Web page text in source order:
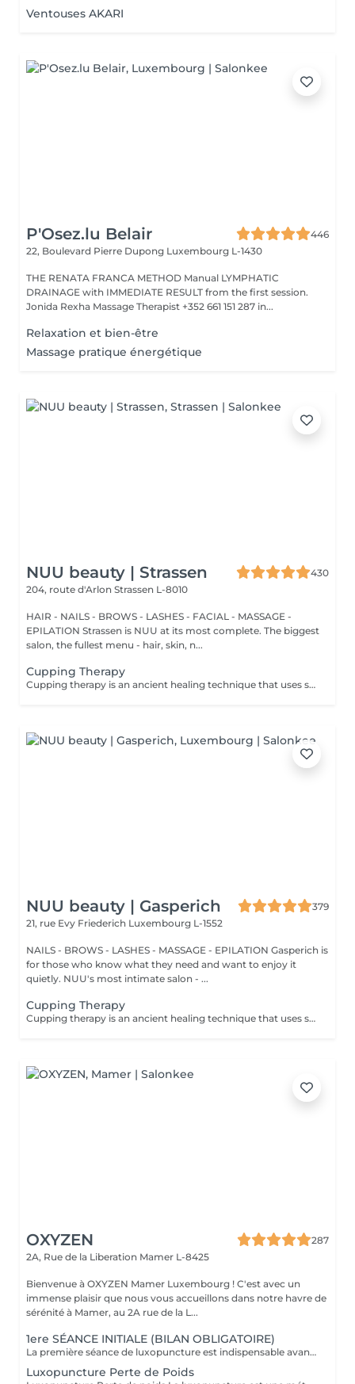
Ventouses AKARI
P'Osez.lu Belair
446
22, Boulevard Pierre Dupong Luxembourg L-1430
THE RENATA FRANCA METHOD Manual LYMPHATIC
DRAINAGE with IMMEDIATE RESULT from the first session.
Jonida Rexha Massage Therapist +352 661 151 287 in...
Relaxation et bien-être
Massage pratique énergétique
NUU beauty | Strassen
430
204, route d'Arlon Strassen L-8010
HAIR - NAILS - BROWS - LASHES - FACIAL - MASSAGE -
EPILATION Strassen is NUU at its most complete. The biggest
salon, the fullest menu - hair, skin, n...
Cupping Therapy
Cupping therapy is an ancient healing technique that uses special cups to create gentle suction on the skin. This suction promotes blood flow, relieves muscle tension, reduces inflammation, and supports deep relaxation. The treatment can help release toxins, improve circulation, and ease chronic pain or stiffness. *Please note that cupping therapy could just be added to a massage service with includes back massage.
NUU beauty | Gasperich
379
21, rue Evy Friederich Luxembourg L-1552
NAILS - BROWS - LASHES - MASSAGE - EPILATION Gasperich is
for those who know what they need and want to enjoy it
quietly. NUU's most intimate salon - ...
Cupping Therapy
Cupping therapy is an ancient healing technique that uses special cups to create gentle suction on the skin. This suction promotes blood flow, relieves muscle tension, reduces inflammation, and supports deep relaxation. The treatment can help release toxins, improve circulation, and ease chronic pain or stiffness. *Please note that cupping therapy could just be added to a massage service with includes back massage.
OXYZEN
287
2A, Rue de la Liberation Mamer L-8425
Bienvenue à OXYZEN Mamer Luxembourg ! C'est avec un
immense plaisir que nous vous accueillons dans notre havre de
sérénité à Mamer, au 2A rue de la L...
1ere SÉANCE INITIALE (BILAN OBLIGATOIRE)
La première séance de luxopuncture est indispensable avant de débuter tout programme. D'une durée d'environ 1 heure, elle se déroule en deux temps : 30 minutes d'échange approfondi (anamnèse) pour comprendre vos besoins, vos habitudes et définir vos objectifs 30 minutes de séance de luxopuncture, adaptée en fonction de cet échange Cette étape permet de personnaliser votre accompagnement et d'optimiser les résultats. Chaque protocole est ainsi ajusté à votre profil (poids, stress, sommeil, compulsions). Séance essentielle pour un suivi efficace et durable Permet un accompagnement sur mesure Un premier pas vers votre équilibre et votre bien-être durable.
Luxopuncture Perte de Poids